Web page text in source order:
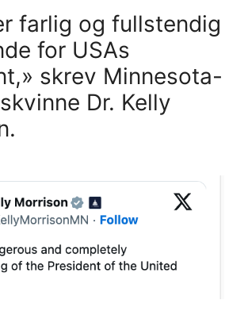
farlig og fullstendig
for USAs
skrev Minnesota-
Dr. Kelly